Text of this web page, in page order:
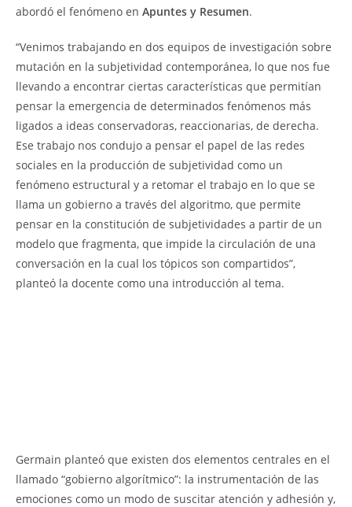
abordó el fenómeno en Apuntes y Resumen.
“Venimos trabajando en dos equipos de investigación sobre
mutación en la subjetividad contemporánea, lo que nos fue
llevando a encontrar ciertas características que permitían
pensar la emergencia de determinados fenómenos más
ligados a ideas conservadoras, reaccionarias, de derecha.
Ese trabajo nos condujo a pensar el papel de las redes
sociales en la producción de subjetividad como un
fenómeno estructural y a retomar el trabajo en lo que se
llama un gobierno a través del algoritmo, que permite
pensar en la constitución de subjetividades a partir de un
modelo que fragmenta, que impide la circulación de una
conversación en la cual los tópicos son compartidos”,
planteó la docente como una introducción al tema.
Germain planteó que existen dos elementos centrales en el
llamado “gobierno algorítmico”: la instrumentación de las
emociones como un modo de suscitar atención y adhesión y,